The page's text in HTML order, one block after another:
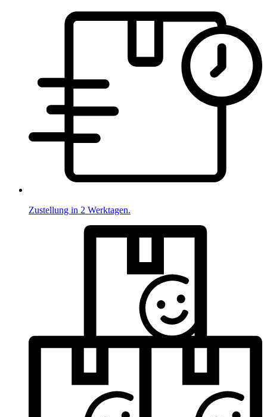
Zustellung in 2 Werktagen.